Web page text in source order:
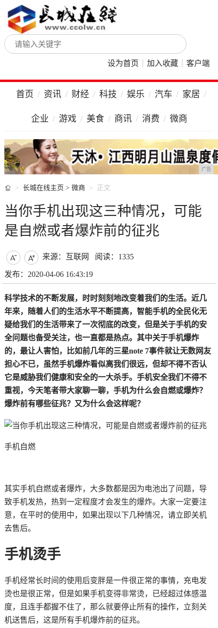
设为首页 加入收藏 客户端
首页 资讯 财经 科技 娱乐 汽车 家居
企业 游戏 美食 商讯 消费 微商
广告
 长城在线主页 > 微商 正文
当你手机出现这三种情况，可能
是自燃或者爆炸前的征兆
  来源：互联网 阅读：1335
发布：2020-04-06 16:43:19
科学技术的不断发展，时时刻刻地改变着我们的生活。近几
年来，随着人们的生活水平不断提高，智能手机的全民化无
疑给我们的生活带来了一次彻底的改变，但是关于手机的安
全问题也备受关注，也一直都是热点。其中关于手机爆炸
的，最让人害怕，比如前几年的三星note 7事件就让无数网友
担心不已，虽然手机爆炸看似离我们很远，但却不得不否认
它是威胁我们健康和安全的一大杀手。手机安全我们不得不
重视，今天笔者带大家聊一聊，手机为什么会自燃或爆炸？
爆炸前有哪些征兆？又为什么会这样呢？
手机自燃
其实手机自燃或者爆炸，大多数都是因为电池出了问题，导
致手机发热，热到一定程度才会发生的爆炸。大家一定要注
意，在平时的使用中，如果出现以下几种情况，请立即关机
去售后。
手机烫手
手机经常长时间的使用后变胖是一件很正常的事情，充电发
烫也是很正常，但是如果手机变得非常烫，已经超过体感温
度，且连手都握不住了，那么就要停止所有的操作，立刻关
机送售后，这是所有手机爆炸前的征兆。